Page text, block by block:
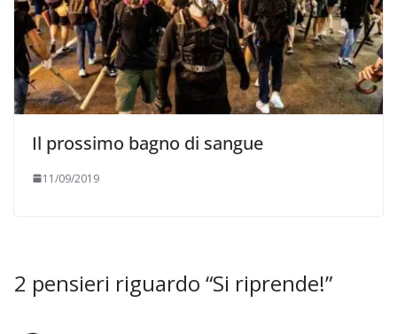
Il prossimo bagno di sangue
11/09/2019
2 pensieri riguardo “Si riprende!”